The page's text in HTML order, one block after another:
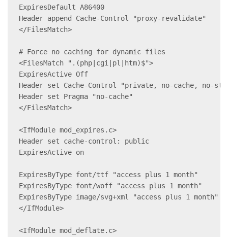
ExpiresDefault A86400
Header append Cache-Control "proxy-revalidate"
</FilesMatch>
# Force no caching for dynamic files
<FilesMatch ".(php|cgi|pl|htm)$">
ExpiresActive Off
Header set Cache-Control "private, no-cache, no-
Header set Pragma "no-cache"
</FilesMatch>
<IfModule mod_expires.c>
Header set cache-control: public
ExpiresActive on
ExpiresByType font/ttf "access plus 1 month"
ExpiresByType font/woff "access plus 1 month"
ExpiresByType image/svg+xml "access plus 1 month"
</IfModule>
<IfModule mod_deflate.c>